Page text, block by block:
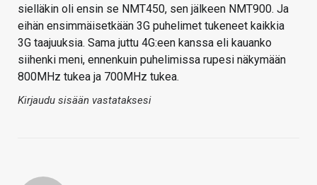
sielläkin oli ensin se NMT450, sen jälkeen NMT900. Ja
eihän ensimmäisetkään 3G puhelimet tukeneet kaikkia
3G taajuuksia. Sama juttu 4G:een kanssa eli kauanko
siihenki meni, ennenkuin puhelimissa rupesi näkymään
800MHz tukea ja 700MHz tukea.
Kirjaudu sisään vastataksesi